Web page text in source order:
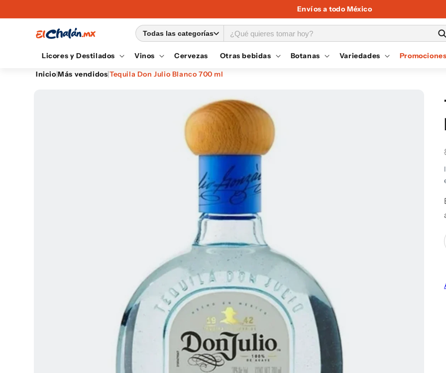
al contenido
Envíos a todo México
Todas las categorías
Licores y Destilados Vinos Cervezas Otras bebidas Botanas Variedades Promociones
Inicio|Más vendidos|Tequila Don Julio Blanco 700 ml